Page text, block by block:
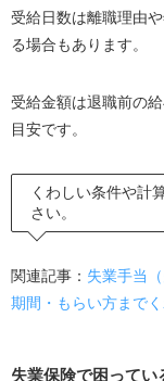
受給日数は離職理由
る場合もあります。
受給金額は退職前の
目安です。
くわしい条件や計
さい。
関連記事： 失業手当
期間・もらい方まで
失業保険で困ってい